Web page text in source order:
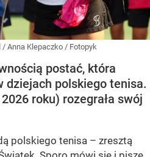
/ Anna Klepaczko / Fotopyk
postać, która
dziejach polskiego tenisa.
roku) rozegrała swój
polskiego tenisa – zresztą